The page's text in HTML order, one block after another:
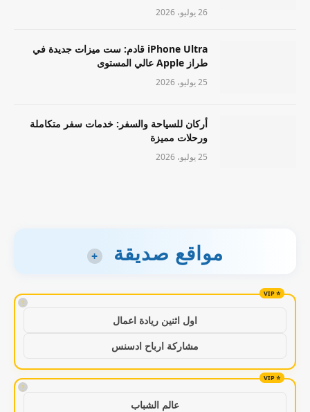
26 يوليو، 2026
iPhone Ultra قادم: ست ميزات جديدة في
طراز Apple عالي المستوى
25 يوليو، 2026
أركان للسياحة والسفر: خدمات سفر متكاملة
ورحلات مميزة
25 يوليو، 2026
مواقع صديقة +
!
اول اثنين ريادة اعمال
مشاركة ارباح ادسنس
!
عالم الشباب